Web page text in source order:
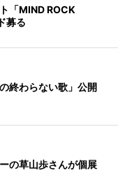
「MIND ROCK
募る
終わらない歌」公開
の草山歩さんが個展